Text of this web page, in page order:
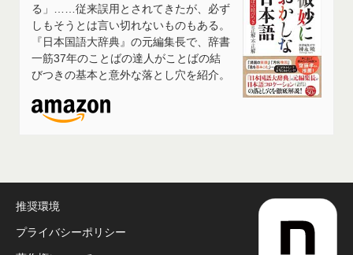
る」……従来誤用とされてきたが、必ず
しもそうとは言い切れないものもある。
『日本国語大辞典』の元編集長で、辞書
一筋37年のことばの達人がことばの結
びつきの基本と意外な落とし穴を紹介。
推奨環境
プライバシーポリシー